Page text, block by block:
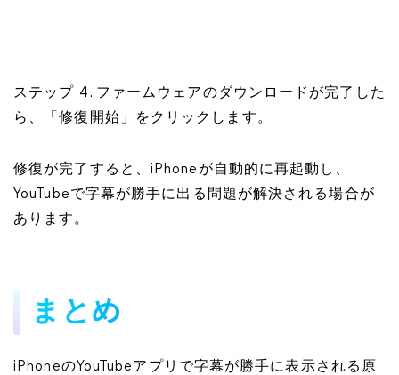
ステップ 4. ファームウェアのダウンロードが完了した
ら、「修復開始」をクリックします。
修復が完了すると、iPhoneが自動的に再起動し、
YouTubeで字幕が勝手に出る問題が解決される場合が
あります。
まとめ
iPhoneのYouTubeアプリで字幕が勝手に表示される原